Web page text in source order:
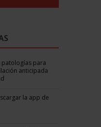
patologías para
anticipada
la app de